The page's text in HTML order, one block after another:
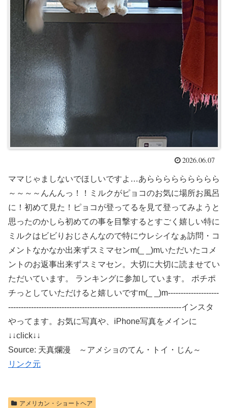
2026.06.07
ママじゃましないでほしいですよ…あららららららららら
～～～～んんんっ！！ミルクがピョコのお気に場所お風呂
に！初めて見た！ピョコが登ってるを見て登ってみようと
思ったのかしら初めての事を目撃するとすごく嬉しい特に
ミルクはビビりおじさんなので特にウレシイなぁ訪問・コ
メントなかなか出来ずスミマセンm(_ _)mいただいたコメ
ントのお返事出来ずスミマセン。大切に大切に読ませてい
ただいています。 ランキングに参加しています。 ポチポ
チっとしていただけると嬉しいですm(_ _)m--------------------
--------------------------------------------------------------------インスタ
やってます。お気に写真や、iPhone写真をメインに
↓↓click↓↓
Source: 天真爛漫 ～アメショのてん・トイ・じん～
リンク元
アメリカン・ショートヘア